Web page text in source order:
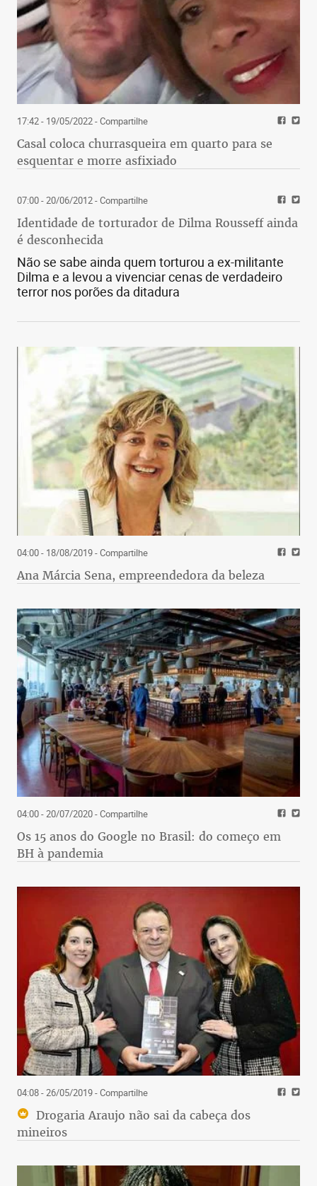
17:42 - 19/05/2022- Compartilhe
Casal coloca churrasqueira em quarto para se
esquentar e morre asfixiado
07:00 - 20/06/2012- Compartilhe
Identidade de torturador de Dilma Rousseff ainda
é desconhecida
Não se sabe ainda quem torturou a ex-militante
Dilma e a levou a vivenciar cenas de verdadeiro
terror nos porões da ditadura
04:00 - 18/08/2019- Compartilhe
Ana Márcia Sena, empreendedora da beleza
04:00 - 20/07/2020- Compartilhe
Os 15 anos do Google no Brasil: do começo em
BH à pandemia
04:08 - 26/05/2019- Compartilhe
Drogaria Araujo não sai da cabeça dos
mineiros